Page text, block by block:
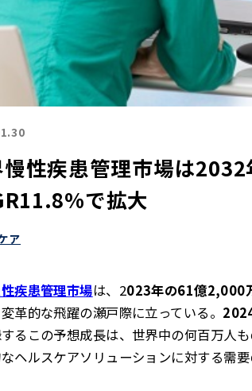
性疾患管理市場は2032
で拡大
ア
疾患管理市場は、2023年の61億2,000
革的な飛躍の瀬戸際に立っている。
るこの予想成長は、世界中の何百万人
ヘルスケアソリューションに対する需要